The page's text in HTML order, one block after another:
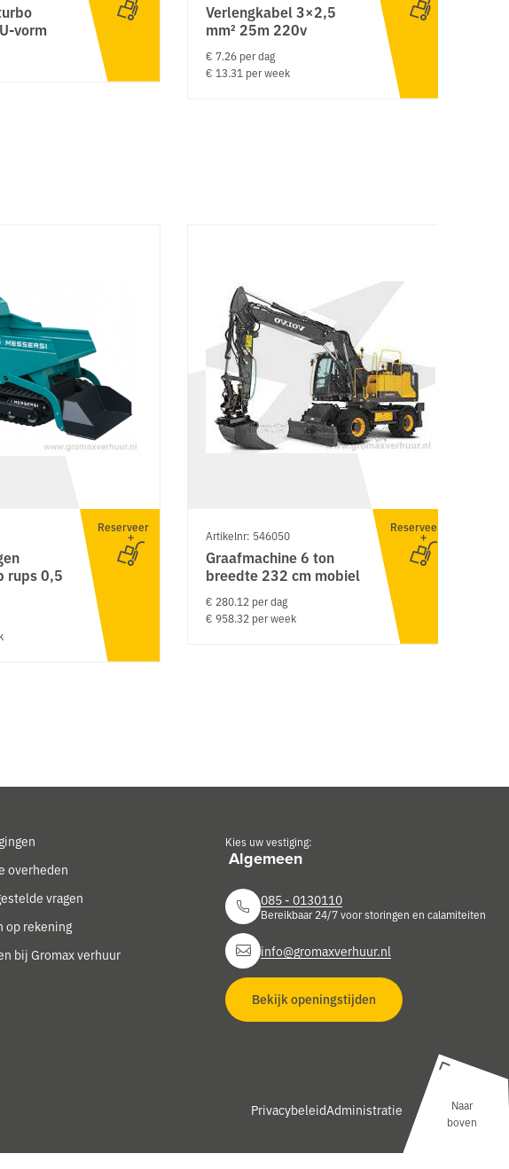
vorm
Verlengkabel 3×2,5
mm² 25m 220v
€ 7.26 per dag
€ 13.31 per week
rups 0,5
Reserveer
Artikelnr: 546050
Graafmachine 6 ton
breedte 232 cm mobiel
€ 280.12 per dag
€ 958.32 per week
Reserveer
overheden
vragen
op rekening
bij Gromax verhuur
Kies uw vestiging:
085 - 0130110
Bereikbaar 24/7 voor storingen en calamiteiten
info@gromaxverhuur.nl
Bekijk openingstijden
PrivacybeleidAdministratie
Naar
boven